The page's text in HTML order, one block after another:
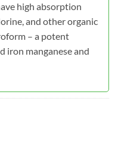
high absorption
and other organic
– a potent
iron manganese and